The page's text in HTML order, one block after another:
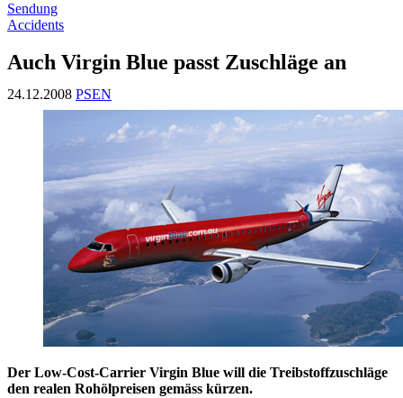
Sendung
Accidents
Auch Virgin Blue passt Zuschläge an
24.12.2008 PSEN
Der Low-Cost-Carrier Virgin Blue will die Treibstoffzuschläge
den realen Rohölpreisen gemäss kürzen.